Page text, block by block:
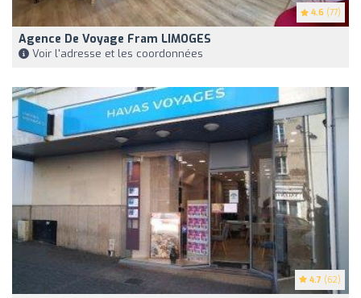
4.6 (77)
Agence De Voyage Fram LIMOGES
Voir l'adresse et les coordonnées
4.7 (62)